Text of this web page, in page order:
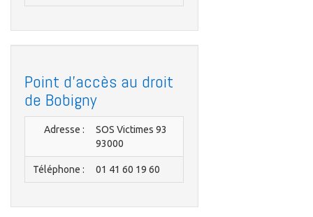
Point d'accès au droit
de Bobigny
Adresse :
SOS Victimes 93
93000
Téléphone : 01 41 60 19 60